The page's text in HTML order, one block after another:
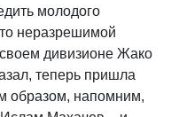
молодого
неразрешимой
дивизионе Жако
теперь пришла
образом, напомним,